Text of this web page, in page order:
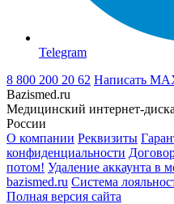
Telegram
8 800 200 20 62 Написать
Bazismed.ru
Медицинский интернет-
России
О компании Реквизиты
конфиденциальности
потом! Удаление аккаунта в
bazismed.ru Система
Полная версия сайта